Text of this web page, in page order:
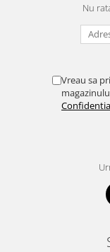
Nu
Vreau sa